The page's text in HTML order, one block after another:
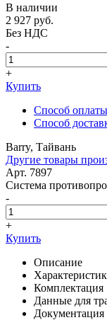
В наличии
2 927 руб.
Без НДС
-
+
Купить
Способ оплаты
Способ
Barry, Тайвань
Другие товары
Арт. 7897
Система
-
+
Купить
Описание
Комплектация
Данные для
Документация